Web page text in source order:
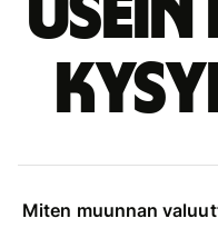
Miten muunnan